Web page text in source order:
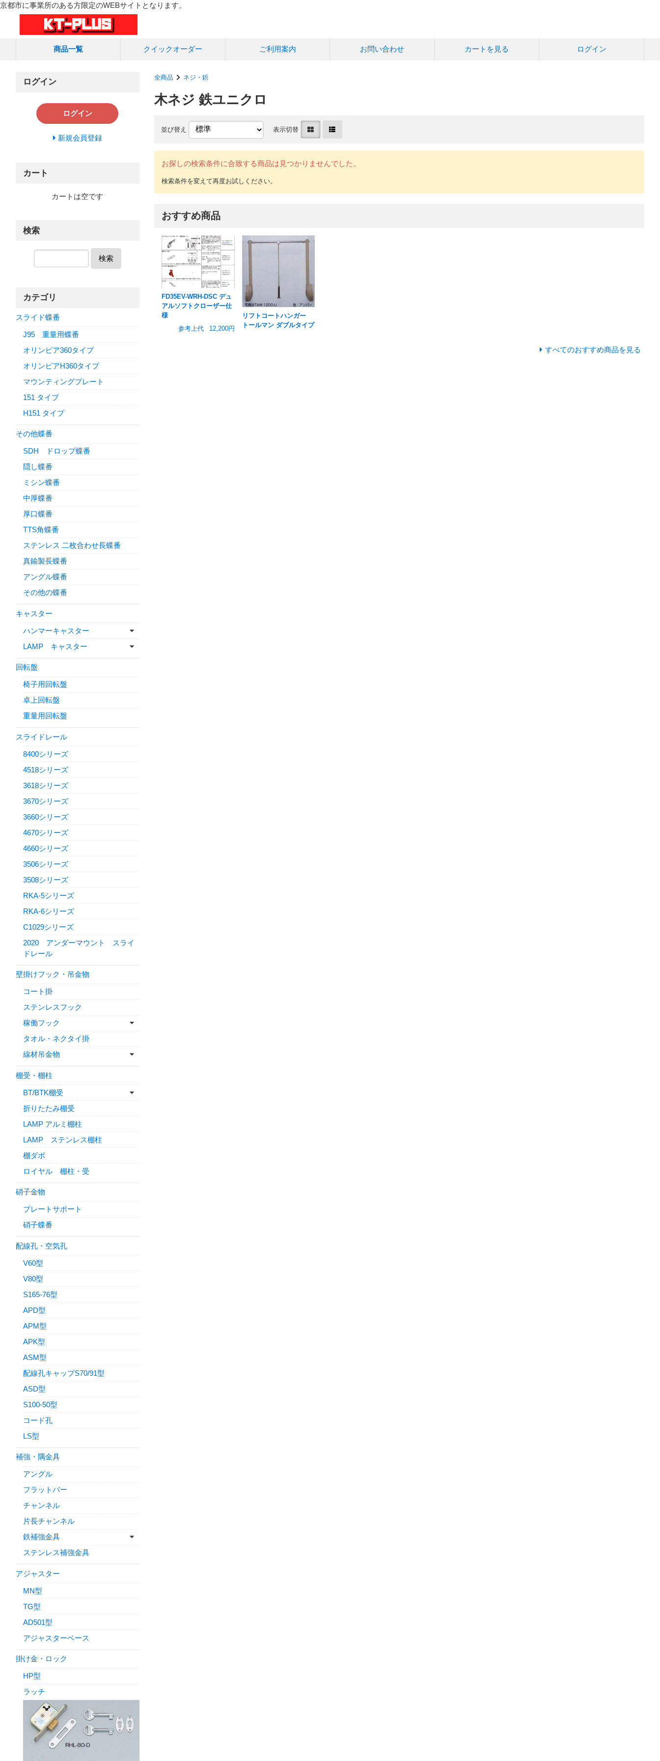
京都市に事業所のある方限定のWEBサイトとなります。
商品一覧 クイックオーダー ご利用案内 お問い合わせ カートを見る ログイン
全商品 ネジ・鋲
木ネジ 鉄ユニクロ
並び替え 表示切替
お探しの検索条件に合致する商品は見つかりませんでした。
おすすめ商品
FD35EV-WRH-DSC デュ
アルソフトクローザー仕
様
参考上代
12,200円
リフトコートハンガー
トールマン ダブルタイプ
すべてのおすすめ商品を見る
ログイン
ログイン
新規会員登録
カート
カートは空です
検索
検索
カテゴリ
スライド蝶番
J95 重量用蝶番
オリンピア360タイプ
オリンピアH360タイプ
マウンティングプレート
151 タイプ
H151 タイプ
その他蝶番
SDH ドロップ蝶番
隠し蝶番
ミシン蝶番
中厚蝶番
厚口蝶番
TTS角蝶番
ステンレス 二枚合わせ長蝶番
真鍮製長蝶番
アングル蝶番
その他の蝶番
キャスター
ハンマーキャスター
LAMP キャスター
回転盤
椅子用回転盤
卓上回転盤
重量用回転盤
スライドレール
8400シリーズ
4518シリーズ
3618シリーズ
3670シリーズ
3660シリーズ
4670シリーズ
4660シリーズ
3506シリーズ
3508シリーズ
RKA-5シリーズ
RKA-6シリーズ
C1029シリーズ
2020 アンダーマウント スライ
ドレール
壁掛けフック・吊金物
コート掛
ステンレスフック
稼働フック
タオル・ネクタイ掛
線材吊金物
棚受・棚柱
BT/BTK棚受
折りたたみ棚受
LAMP アルミ棚柱
LAMP ステンレス棚柱
棚ダボ
ロイヤル 棚柱・受
硝子金物
プレートサポート
硝子蝶番
配線孔・空気孔
V60型
V80型
S165-76型
APD型
APM型
APK型
ASM型
配線孔キャップS70/91型
ASD型
S100-50型
コード孔
LS型
補強・隅金具
アングル
フラットバー
チャンネル
片長チャンネル
鉄補強金具
ステンレス補強金具
アジャスター
MN型
TG型
AD501型
アジャスターベース
掛け金・ロック
HP型
ラッチ